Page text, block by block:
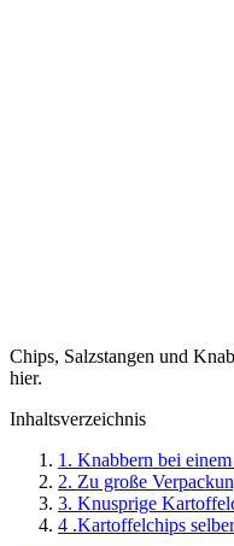
Chips, Salzstangen und
hier.
Inhaltsverzeichnis
1. Knabbern bei
2. Zu große
3. Knusprige
4 .Kartoffelchips